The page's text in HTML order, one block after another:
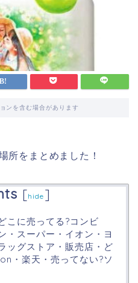
ンを含む場合があります
所をまとめました！
[hide ]
こに売ってる?コンビ
・スーパー・イオン・ヨ
ッグストア・販売店・ど
・楽天・売ってない?ソ